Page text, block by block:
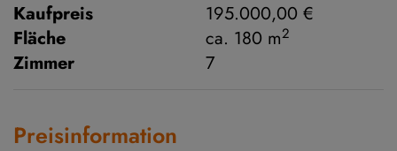
Kaufpreis
195.000,00 €
Fläche
ca. 180 m2
Zimmer 7
Preisinformation